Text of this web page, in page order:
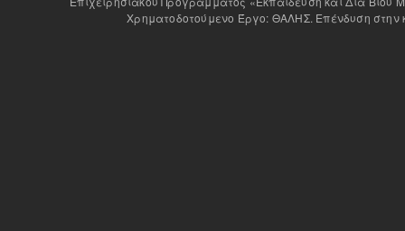
Χρηματοδοτούμενο Έργο: ΘΑΛΗΣ. Επένδυση στην